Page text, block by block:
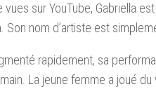
sur YouTube, Gabriella
nom d’artiste est
rapidement, sa
La jeune femme a joué